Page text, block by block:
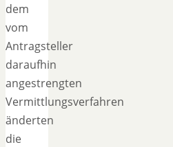
dem
vom
Antragsteller
daraufhin
angestrengten
Vermittlungsverfahren
änderten
die